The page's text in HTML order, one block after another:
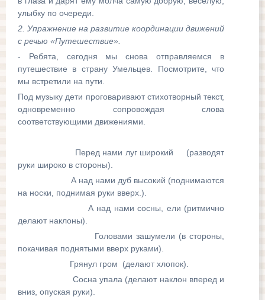
улыбку по очереди.
2. Упражнение на развитие координации движений
с речью «Путешествие».
- Ребята, сегодня мы снова отправляемся в
путешествие в страну Умельцев. Посмотрите, что
мы встретили на пути.
Под музыку дети проговаривают стихотворный текст,
одновременно сопровождая слова
соответствующими движениями.
Перед нами луг широкий (разводят
руки широко в стороны).
А над нами дуб высокий (поднимаются
на носки, поднимая руки вверх.).
А над нами сосны, ели (ритмично
делают наклоны).
Головами зашумели (в стороны,
покачивая поднятыми вверх руками).
Грянул гром (делают хлопок).
Сосна упала (делают наклон вперед и
вниз, опуская руки).